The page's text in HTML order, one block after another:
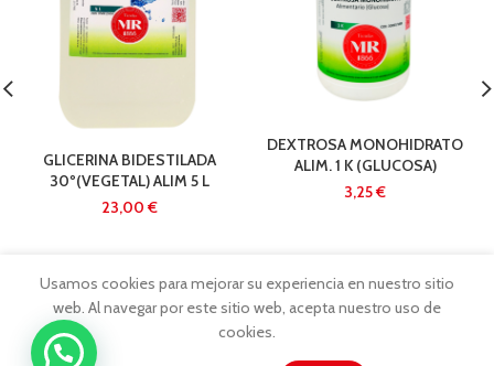
GLICERINA BIDESTILADA
30º(VEGETAL) ALIM 5 L
€
DEXTROSA MONOHIDRATO
ALIM. 1 K (GLUCOSA)
€
Usamos cookies para mejorar su experiencia en nuestro sitio
web. Al navegar por este sitio web, acepta nuestro uso de
cookies.